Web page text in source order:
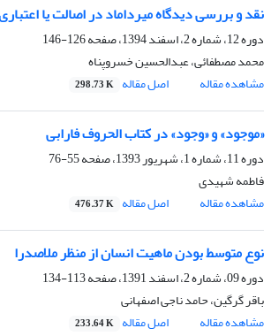
نقد و بررسی دیدگاه میرداماد در اصالت یا
دوره 12، شماره 2، اسفند 1394، صفحه
126-146
محمد مصطفائی، عبدالحسین خسروپناه
مشاهده مقاله
اصل مقاله 298.73 K
«موجود» و «وجود» در کتاب الحروف فارابی
دوره 11، شماره 1، شهریور 1393، صفحه
55-76
فاطمه شهیدی
مشاهده مقاله
اصل مقاله 476.37 K
نوع متوسط بودن ماهیت انسان از منظر ملاصدرا
دوره 09، شماره 2، اسفند 1391، صفحه
113-134
باقر گرگین، حامد ناجی اصفهانی
مشاهده مقاله
اصل مقاله 233.64 K